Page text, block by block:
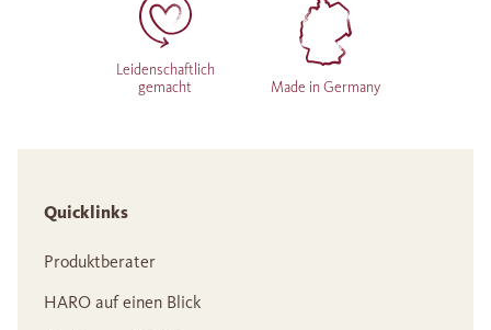
Leidenschaftlich
gemacht
Made in Germany
Quicklinks
Produktberater
HARO auf einen Blick